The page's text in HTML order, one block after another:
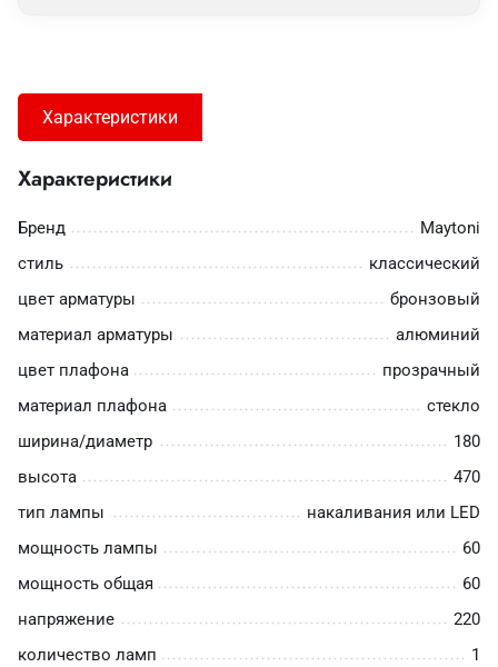
Характеристики
Характеристики
Бренд
Maytoni
стиль
классический
цвет арматуры
бронзовый
материал арматуры
алюминий
цвет плафона
прозрачный
материал плафона
стекло
ширина/диаметр
180
высота
470
тип лампы
накаливания или LED
мощность лампы
60
мощность общая
60
напряжение
220
количество ламп
1